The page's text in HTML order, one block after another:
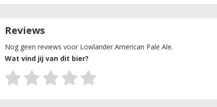
Reviews
Nog geen reviews voor Lowlander American Pale Ale.
Wat vind jij van dit bier?